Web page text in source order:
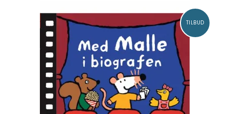
TILBUD